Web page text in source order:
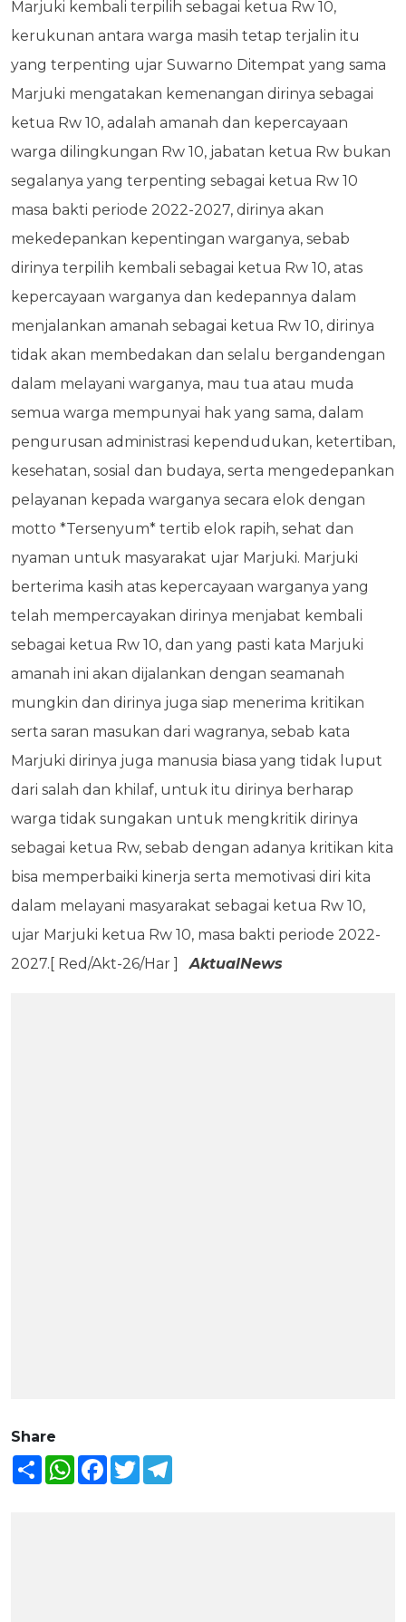
Marjuki kembali terpilih sebagai ketua Rw 10,
kerukunan antara warga masih tetap terjalin itu
yang terpenting ujar Suwarno Ditempat yang sama
Marjuki mengatakan kemenangan dirinya sebagai
ketua Rw 10, adalah amanah dan kepercayaan
warga dilingkungan Rw 10, jabatan ketua Rw bukan
segalanya yang terpenting sebagai ketua Rw 10
masa bakti periode 2022-2027, dirinya akan
mekedepankan kepentingan warganya, sebab
dirinya terpilih kembali sebagai ketua Rw 10, atas
kepercayaan warganya dan kedepannya dalam
menjalankan amanah sebagai ketua Rw 10, dirinya
tidak akan membedakan dan selalu bergandengan
dalam melayani warganya, mau tua atau muda
semua warga mempunyai hak yang sama, dalam
pengurusan administrasi kependudukan, ketertiban,
kesehatan, sosial dan budaya, serta mengedepankan
pelayanan kepada warganya secara elok dengan
motto *Tersenyum* tertib elok rapih, sehat dan
nyaman untuk masyarakat ujar Marjuki. Marjuki
berterima kasih atas kepercayaan warganya yang
telah mempercayakan dirinya menjabat kembali
sebagai ketua Rw 10, dan yang pasti kata Marjuki
amanah ini akan dijalankan dengan seamanah
mungkin dan dirinya juga siap menerima kritikan
serta saran masukan dari wagranya, sebab kata
Marjuki dirinya juga manusia biasa yang tidak luput
dari salah dan khilaf, untuk itu dirinya berharap
warga tidak sungakan untuk mengkritik dirinya
sebagai ketua Rw, sebab dengan adanya kritikan kita
bisa memperbaiki kinerja serta memotivasi diri kita
dalam melayani masyarakat sebagai ketua Rw 10,
ujar Marjuki ketua Rw 10, masa bakti periode 2022-
2027.[ Red/Akt-26/Har ]AktualNews
Share
Share WhatsAppFacebook
Twitter